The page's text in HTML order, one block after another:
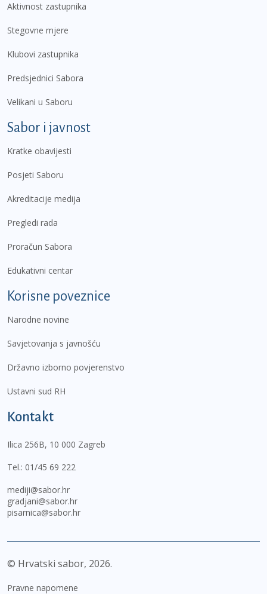
Aktivnost zastupnika
Stegovne mjere
Klubovi zastupnika
Predsjednici Sabora
Velikani u Saboru
Sabor i javnost
Kratke obavijesti
Posjeti Saboru
Akreditacije medija
Pregledi rada
Proračun Sabora
Edukativni centar
Korisne poveznice
Narodne novine
Savjetovanja s javnošću
Državno izborno povjerenstvo
Ustavni sud RH
Kontakt
Ilica 256B, 10 000 Zagreb
Tel.: 01/45 69 222
mediji@sabor.hr
gradjani@sabor.hr
pisarnica@sabor.hr
© Hrvatski sabor, 2026
Pravne napomene